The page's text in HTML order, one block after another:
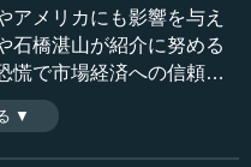
アメリカにも影響を与え
石橋湛山が紹介に努める
慌で市場経済への信頼が
ニューリベラリズム＝リ
こで今回は日米でのニュ
を見ていく。（全7話中6
▼